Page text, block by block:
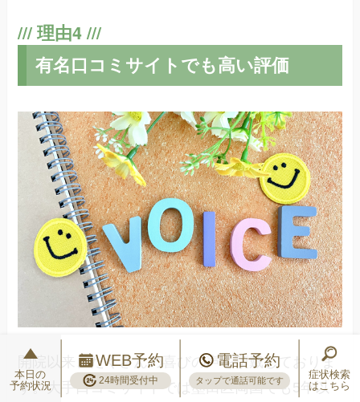
有名口コミサイトでも高い評価
開院以来、たくさんの喜びの声を頂戴しておりま
す。大手口コミサイトでは墨田区両国でも5年以
本日の
予約状況
WEB予約
24時間受付中
電話予約
タップで通話可能です
症状検索
はこちら